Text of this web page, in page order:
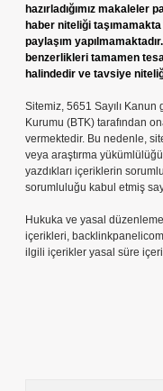
hazırladığımız makaleler
haber niteliği
paylaşım
benzerlikleri tamamen
halindedir ve tavsiye
Sitemiz, 5651 Sayılı
Kurumu (BTK) tarafından
vermektedir. Bu nedenle,
veya araştırma
yazdıkları içeriklerin
sorumluluğu kabul etmiş
Hukuka ve yasal
içerikleri,
ilgili içerikler yasal süre